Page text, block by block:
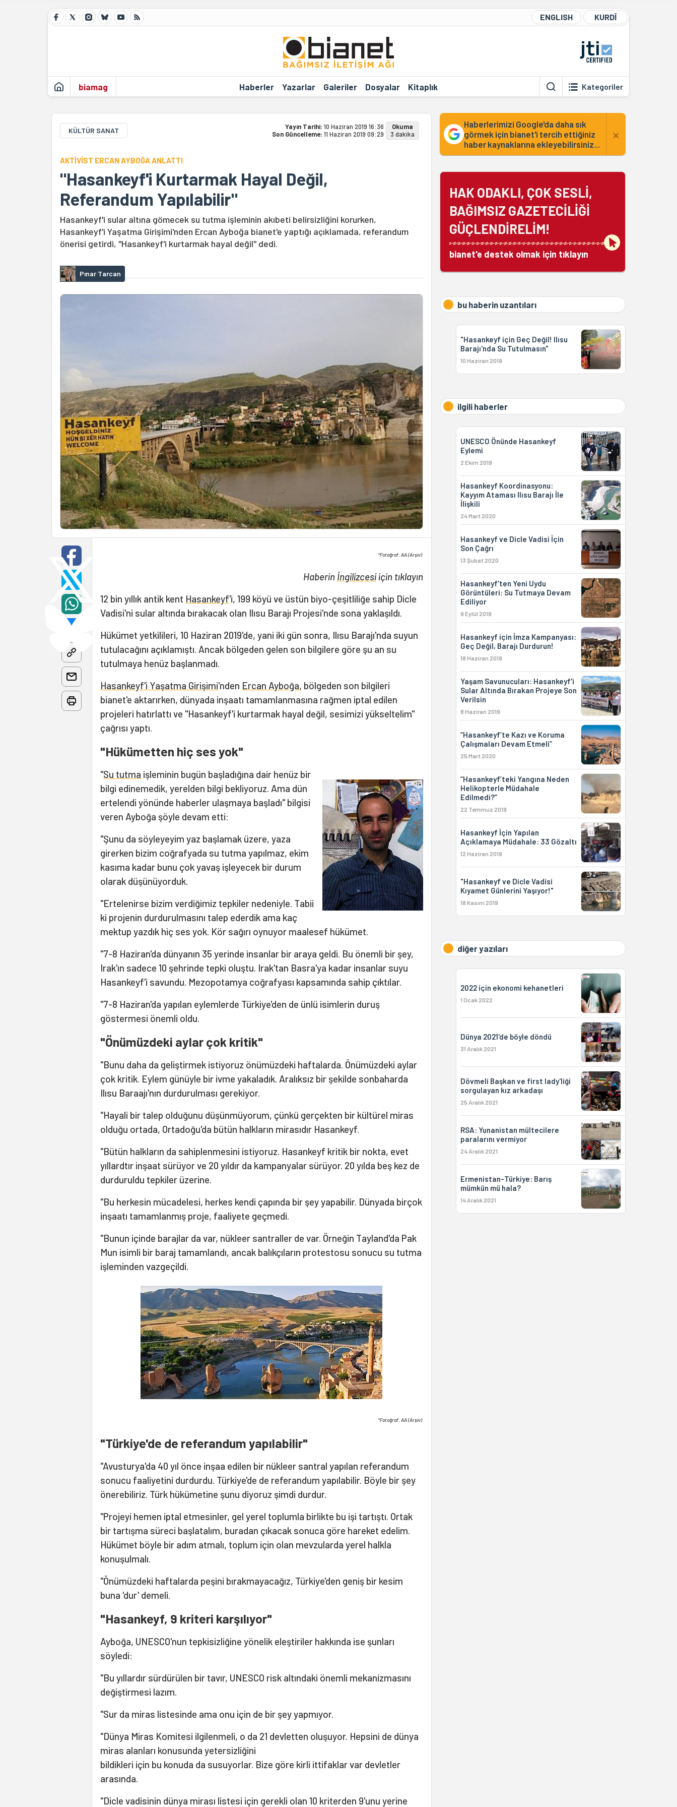
ENGLISH KURDÎ
biamag Haberler Yazarlar Galeriler Dosyalar Kitaplık Kategoriler
KÜLTÜR SANAT Yayın Tarihi: 10 Haziran 2019 16:36
Son Güncelleme: 11 Haziran 2019 09:29
Okuma
3 dakika
AKTİVİST ERCAN AYBOĞA ANLATTI
"Hasankeyf'i Kurtarmak Hayal Değil,
Referandum Yapılabilir"
Hasankeyf'i sular altına gömecek su tutma işleminin akıbeti belirsizliğini korurken,
Hasankeyf'i Yaşatma Girişimi'nden Ercan Ayboğa bianet'e yaptığı açıklamada, referandum
önerisi getirdi, "Hasankeyf'i kurtarmak hayal değil" dedi.
Pınar Tarcan
*Fotoğraf: AA (Arşiv)
Haberin İngilizcesiiçin tıklayın
12 bin yıllık antik kent Hasankeyf'i, 199 köyü ve üstün biyo-çeşitliliğe sahip Dicle
Vadisi'ni sular altında bırakacak olan Ilısu Barajı Projesi'nde sona yaklaşıldı.
Hükümet yetkilileri, 10 Haziran 2019'de, yani iki gün sonra, Ilısu Barajı'nda suyun
tutulacağını açıklamıştı. Ancak bölgeden gelen son bilgilere göre şu an su
tutulmaya henüz başlanmadı.
Hasankeyf'i Yaşatma Girişimi'nden Ercan Ayboğa, bölgeden son bilgileri
bianet'e aktarırken, dünyada inşaatı tamamlanmasına rağmen iptal edilen
projeleri hatırlattı ve "Hasankeyf'i kurtarmak hayal değil, sesimizi yükseltelim"
çağrısı yaptı.
"Hükümetten hiç ses yok"
"Su tutma işleminin bugün başladığına dair henüz bir
bilgi edinemedik, yerelden bilgi bekliyoruz. Ama dün
ertelendi yönünde haberler ulaşmaya başladı" bilgisi
veren Ayboğa şöyle devam etti:
"Şunu da söyleyeyim yaz başlamak üzere, yaza
girerken bizim coğrafyada su tutma yapılmaz, ekim
kasıma kadar bunu çok yavaş işleyecek bir durum
olarak düşünüyorduk.
"Ertelenirse bizim verdiğimiz tepkiler nedeniyle. Tabii
ki projenin durdurulmasını talep ederdik ama kaç
mektup yazdık hiç ses yok. Kör sağırı oynuyor maalesef hükümet.
"7-8 Haziran'da dünyanın 35 yerinde insanlar bir araya geldi. Bu önemli bir şey,
Irak'ın sadece 10 şehrinde tepki oluştu. Irak'tan Basra'ya kadar insanlar suyu
Hasankeyf'i savundu. Mezopotamya coğrafyası kapsamında sahip çıktılar.
"7-8 Haziran'da yapılan eylemlerde Türkiye'den de ünlü isimlerin duruş
göstermesi önemli oldu.
"Önümüzdeki aylar çok kritik"
"Bunu daha da geliştirmek istiyoruz önümüzdeki haftalarda. Önümüzdeki aylar
çok kritik. Eylem günüyle bir ivme yakaladık. Aralıksız bir şekilde sonbaharda
Ilısu Baraajı'nın durdurulması gerekiyor.
"Hayali bir talep olduğunu düşünmüyorum, çünkü gerçekten bir kültürel miras
olduğu ortada, Ortadoğu'da bütün halkların mirasıdır Hasankeyf.
"Bütün halkların da sahiplenmesini istiyoruz. Hasankeyf kritik bir nokta, evet
yıllardtır inşaat sürüyor ve 20 yıldır da kampanyalar sürüyor. 20 yılda beş kez de
durduruldu tepkiler üzerine.
"Bu herkesin mücadelesi, herkes kendi çapında bir şey yapabilir. Dünyada birçok
inşaatı tamamlanmış proje, faaliyete geçmedi.
"Bunun içinde barajlar da var, nükleer santraller de var. Örneğin Tayland'da Pak
Mun isimli bir baraj tamamlandı, ancak balıkçıların protestosu sonucu su tutma
işleminden vazgeçildi.
*Fotoğraf: AA (Arşiv)
"Türkiye'de de referandum yapılabilir"
"Avusturya'da 40 yıl önce inşaa edilen bir nükleer santral yapılan referandum
sonucu faaliyetini durdurdu. Türkiye'de de referandum yapılabilir. Böyle bir şey
önerebiliriz. Türk hükümetine şunu diyoruz şimdi durdur.
"Projeyi hemen iptal etmesinler, gel yerel toplumla birlikte bu işi tartıştı. Ortak
bir tartışma süreci başlatalım, buradan çıkacak sonuca göre hareket edelim.
Hükümet böyle bir adım atmalı, toplum için olan mevzularda yerel halkla
konuşulmalı.
"Önümüzdeki haftalarda peşini bırakmayacağız, Türkiye'den geniş bir kesim
buna 'dur' demeli.
"Hasankeyf, 9 kriteri karşılıyor"
Ayboğa, UNESCO'nun tepkisizliğine yönelik eleştiriler hakkında ise şunları
söyledi:
"Bu yıllardır sürdürülen bir tavır, UNESCO risk altındaki önemli mekanizmasını
değiştirmesi lazım.
"Sur da miras listesinde ama onu için de bir şey yapmıyor.
"Dünya Miras Komitesi ilgilenmeli, o da 21 devletten oluşuyor. Hepsini de dünya
miras alanları konusunda yetersizliğini
bildikleri için bu konuda da susuyorlar. Bize göre kirli ittifaklar var devletler
arasında.
"Dicle vadisinin dünya mirası listesi için gerekli olan 10 kriterden 9'unu yerine
Haberlerimizi Google'da daha sık
görmek için bianet'i tercih ettiğiniz
haber kaynaklarına ekleyebilirsiniz...
×
HAK ODAKLI, ÇOK SESLİ,
BAĞIMSIZ GAZETECİLİĞİ
GÜÇLENDİRELİM!
bianet'e destek olmak için tıklayın
bu haberin uzantıları
"Hasankeyf için Geç Değil! Ilısu
Barajı'nda Su Tutulmasın"
10 Haziran 2019
ilgili haberler
UNESCO Önünde Hasankeyf
Eylemi
2 Ekim 2019
Hasankeyf Koordinasyonu:
Kayyım Ataması Ilısu Barajı İle
İlişkili
24 Mart 2020
Hasankeyf ve Dicle Vadisi İçin
Son Çağrı
13 Şubat 2020
Hasankeyf'ten Yeni Uydu
Görüntüleri: Su Tutmaya Devam
Ediliyor
9 Eylül 2019
Hasankeyf için İmza Kampanyası:
Geç Değil, Barajı Durdurun!
18 Haziran 2019
Yaşam Savunucuları: Hasankeyf'i
Sular Altında Bırakan Projeye Son
Verilsin
8 Haziran 2019
“Hasankeyf’te Kazı ve Koruma
Çalışmaları Devam Etmeli”
25 Mart 2020
“Hasankeyf’teki Yangına Neden
Helikopterle Müdahale
Edilmedi?”
22 Temmuz 2019
Hasankeyf İçin Yapılan
Açıklamaya Müdahale: 33 Gözaltı
12 Haziran 2019
"Hasankeyf ve Dicle Vadisi
Kıyamet Günlerini Yaşıyor!"
18 Kasım 2019
diğer yazıları
2022 için ekonomi kehanetleri
1 Ocak 2022
Dünya 2021'de böyle döndü
31 Aralık 2021
Dövmeli Başkan ve first lady'liği
sorgulayan kız arkadaşı
25 Aralık 2021
RSA: Yunanistan mültecilere
paralarını vermiyor
24 Aralık 2021
Ermenistan-Türkiye: Barış
mümkün mü hala?
14 Aralık 2021